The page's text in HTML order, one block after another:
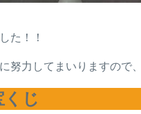
た！！
努力してまいりますので
くじ